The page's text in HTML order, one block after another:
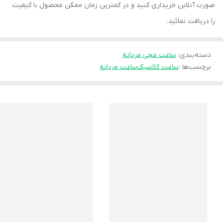
صورت آنلاین خریداری کنید و در کمترین زمان ممکن محصول با کیفیت
را دریافت نمائید.
دسته‌بندی: ساعت مچی مردانه
برچسب‌ها :ساعت کلاسیکساعت مردانه